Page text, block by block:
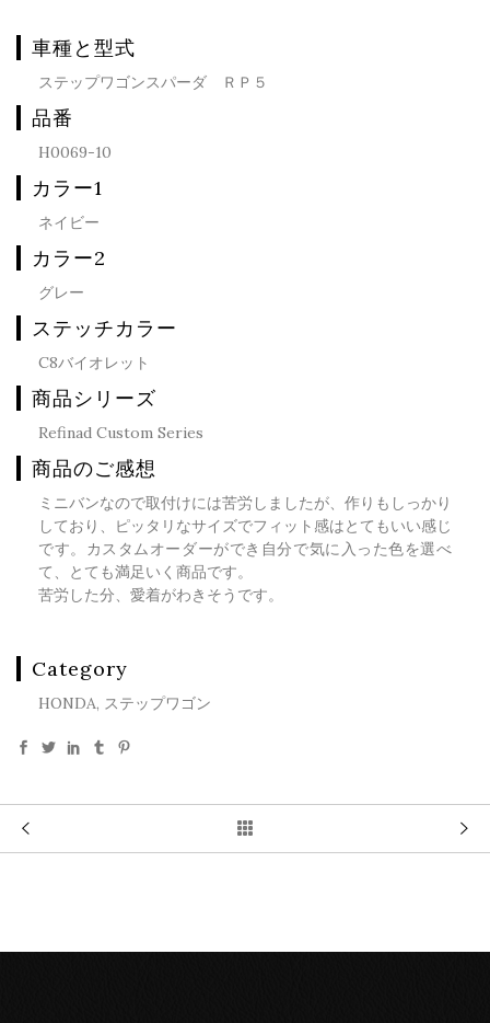
車種と型式
ステップワゴンスパーダ ＲＰ５
品番
H0069-10
カラー1
ネイビー
カラー2
グレー
ステッチカラー
C8バイオレット
商品シリーズ
Refinad Custom Series
商品のご感想
ミニバンなので取付けには苦労しましたが、作りもしっかり
しており、ピッタリなサイズでフィット感はとてもいい感じ
です。カスタムオーダーができ自分で気に入った色を選べ
て、とても満足いく商品です。
苦労した分、愛着がわきそうです。
Category
HONDA, ステップワゴン